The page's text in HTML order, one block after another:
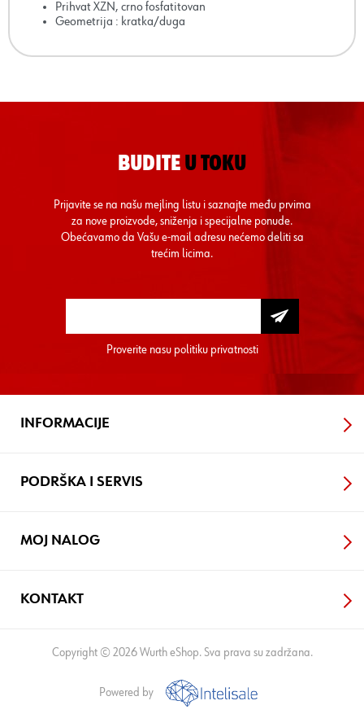
Prihvat XZN, crno fosfatitovan
Geometrija : kratka/duga
BUDITE U TOKU
Prijavite se na našu mejling listu i saznajte među prvima
za nove proizvode, sniženja i specijalne ponude.
Obećavamo da Vašu e-mail adresu nećemo deliti sa
trećim licima.
Proverite nasu politiku privatnosti
INFORMACIJE
PODRŠKA I SERVIS
MOJ NALOG
KONTAKT
Copyright © 2026 Wurth eShop. Sva prava su zadržana.
Powered by